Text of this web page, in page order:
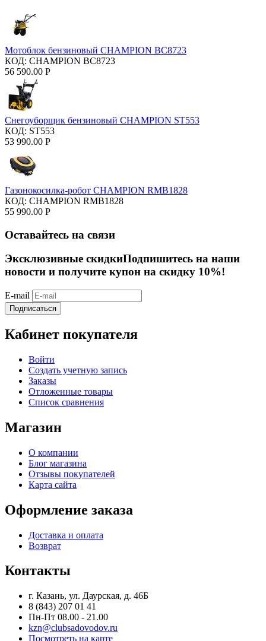
Мотоблок бензиновый CHAMPION BC8723
КОД: CHAMPION BC8723
56 590.00 Р
Снегоуборщик бензиновый CHAMPION ST553
КОД: ST553
53 990.00 Р
Газонокосилка-робот CHAMPION RMB1828
КОД: CHAMPION RMB1828
55 990.00 Р
Оставайтесь на связи
Эксклюзивные скидкиПодпишитесь на наши
новости и получите купон на скидку 10%!
E-mail
Подписаться
Кабинет покупателя
Войти
Создать учетную запись
Заказы
Отложенные товары
Список сравнения
Магазин
О компании
Блог магазина
Отзывы покупателей
Карта сайта
Оформление заказа
Доставка и оплата
Возврат
Контакты
г. Казань, ул. Даурская, д. 46Б
8 (843) 207 01 41
Пн-Пт 08.00 - 21.00
kzn@clubsadovodov.ru
Посмотреть на карте